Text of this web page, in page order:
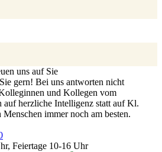
uns auf Sie
gern! Bei uns antworten nicht
und Kollegen vom
auf herzliche Intelligenz statt auf Kl.
immer noch am besten.
Feiertage 10-16 Uhr